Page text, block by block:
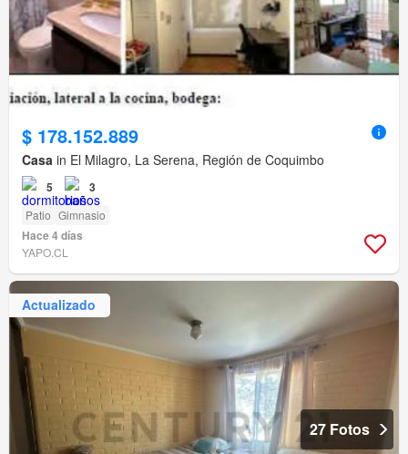
$ 178.152.889
Casa in El Milagro, La Serena, Región de Coquimbo
5 3
Patio Gimnasio
Hace 4 días
YAPO.CL
Actualizado
27 Fotos